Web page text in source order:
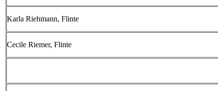
Karla Riehmann, Flinte
Cecile Riemer, Flinte